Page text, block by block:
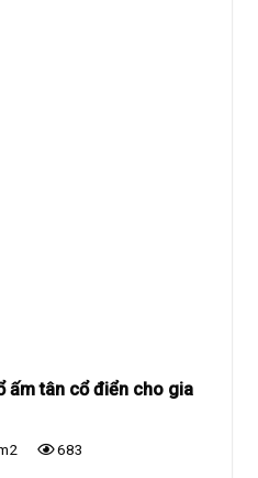
ấm tân cổ điển cho gia
683